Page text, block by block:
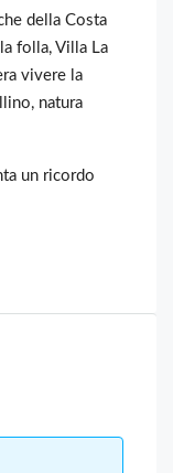
della Costa
folla, Villa La
vivere la
natura
un ricordo